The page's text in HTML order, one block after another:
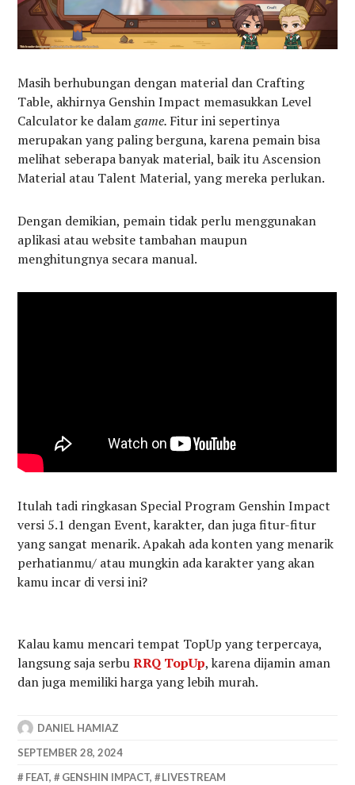
Masih berhubungan dengan material dan Crafting
Table, akhirnya Genshin Impact memasukkan Level
Calculator ke dalamgame. Fitur ini sepertinya
merupakan yang paling berguna, karena pemain bisa
melihat seberapa banyak material, baik itu Ascension
Material atau Talent Material, yang mereka perlukan.
Dengan demikian, pemain tidak perlu menggunakan
aplikasi atau website tambahan maupun
menghitungnya secara manual.
Itulah tadi ringkasan Special Program Genshin Impact
versi 5.1 dengan Event, karakter, dan juga fitur-fitur
yang sangat menarik. Apakah ada konten yang menarik
perhatianmu/ atau mungkin ada karakter yang akan
kamu incar di versi ini?
Kalau kamu mencari tempat TopUp yang terpercaya,
langsung saja serbuRRQ TopUp, karena dijamin aman
dan juga memiliki harga yang lebih murah.
DANIEL HAMIAZ
SEPTEMBER 28, 2024
FEAT, GENSHIN IMPACT, LIVESTREAM